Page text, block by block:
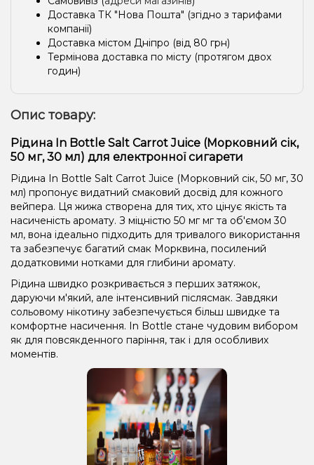
Доставка ТК "Нова Пошта" (згідно з тарифами
компанії)
Доставка містом Дніпро (від 80 грн)
Термінова доставка по місту (протягом двох
годин)
Опис товару:
Рідина In Bottle Salt Carrot Juice (Морковний сік,
50 мг, 30 мл) для електронної сигарети
Рідина In Bottle Salt Carrot Juice (Морковний сік, 50 мг, 30
мл) пропонує видатний смаковий досвід для кожного
вейпера. Ця жижа створена для тих, хто цінує якість та
насиченість аромату. З міцністю 50 мг мг та об'ємом 30
мл, вона ідеально підходить для тривалого використання
та забезпечує багатий смак Морквина, посилений
додатковими нотками для глибини аромату.
Рідина швидко розкривається з перших затяжок,
даруючи м'який, але інтенсивний післясмак. Завдяки
сольовому нікотину забезпечується більш швидке та
комфортне насичення. In Bottle стане чудовим вибором
як для повсякденного паріння, так і для особливих
моментів.